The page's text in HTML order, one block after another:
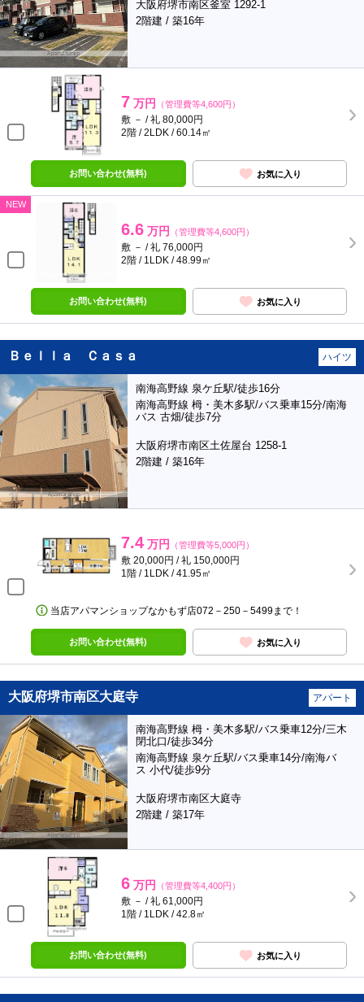
大阪府堺市南区釜室 1292-1
2階建 / 築16年
7 万円 （管理費等4,600円）
敷 － / 礼 80,000円
2階 / 2LDK / 60.14㎡
お問い合わせ(無料) お気に入り
NEW
6.6 万円 （管理費等4,600円）
敷 － / 礼 76,000円
2階 / 1LDK / 48.99㎡
お問い合わせ(無料) お気に入り
Ｂｅｌｌａ Ｃａｓａ ハイツ
南海高野線 泉ケ丘駅/徒歩16分
南海高野線 栂・美木多駅/バス乗車15分/南海
バス 古畑/徒歩7分
大阪府堺市南区土佐屋台 1258-1
2階建 / 築16年
7.4 万円 （管理費等5,000円）
敷 20,000円 / 礼 150,000円
1階 / 1LDK / 41.95㎡
当店アパマンショップなかもず店072－250－5499まで！
お問い合わせ(無料) お気に入り
大阪府堺市南区大庭寺 アパート
南海高野線 栂・美木多駅/バス乗車12分/三木
閉北口/徒歩34分
南海高野線 泉ケ丘駅/バス乗車14分/南海バ
ス 小代/徒歩9分
大阪府堺市南区大庭寺
2階建 / 築17年
6 万円 （管理費等4,400円）
敷 － / 礼 61,000円
1階 / 1LDK / 42.8㎡
お問い合わせ(無料) お気に入り